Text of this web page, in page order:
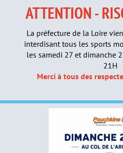
ATTENTION -
La préfecture de la Loire
interdisant tous les sports
les samedi 27 et dimanche
21H
Merci à tous des